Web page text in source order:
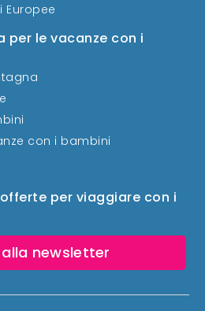
per viaggiare con i
newsletter
Europee
per le vacanze con i
con i bambini